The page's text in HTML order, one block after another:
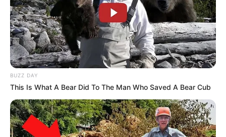
BUZZ DAY
This Is What A Bear Did To The Man Who Saved A Bear Cub